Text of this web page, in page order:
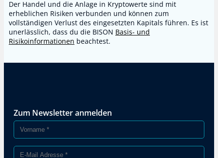
Der Handel und die Anlage in Kryptowerte sind mit
erheblichen Risiken verbunden und können zum
vollständigen Verlust des eingesetzten Kapitals führen. Es ist
unerlässlich, dass du die BISON Basis- und
Risikoinformationen beachtest.
Zum Newsletter anmelden